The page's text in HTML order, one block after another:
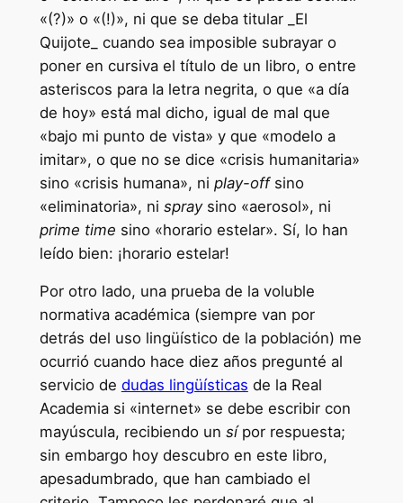
«(?)» o «(!)», ni que se deba titular _El
Quijote_ cuando sea imposible subrayar o
poner en cursiva el título de un libro, o entre
asteriscos para la letra negrita, o que «a día
de hoy» está mal dicho, igual de mal que
«bajo mi punto de vista» y que «modelo a
imitar», o que no se dice «crisis humanitaria»
sino «crisis humana», ni play-offsino
«eliminatoria», ni spraysino «aerosol», ni
prime time sino «horario estelar». Sí, lo han
leído bien: ¡horario estelar!
Por otro lado, una prueba de la voluble
normativa académica (siempre van por
detrás del uso lingüístico de la población) me
ocurrió cuando hace diez años pregunté al
servicio de dudas lingüísticas de la Real
Academia si «internet» se debe escribir con
mayúscula, recibiendo un sípor respuesta;
sin embargo hoy descubro en este libro,
apesadumbrado, que han cambiado el